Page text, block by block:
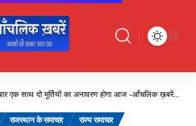
एक साथ दो मूर्तियों का अनावरण होगा आज -आँचलिक ख़बरें-संजय सोनी
राजस्थान के समाचार राज्य समाचार